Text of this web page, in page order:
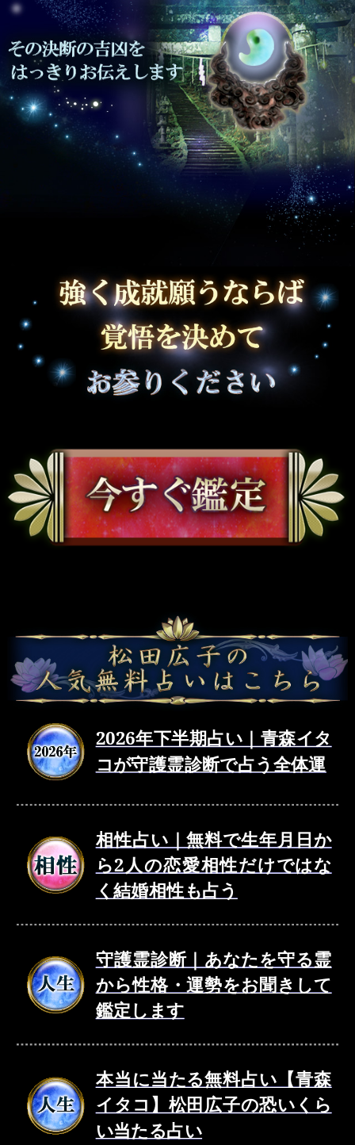
2026年下半期占い｜青森イタ
コが守護霊診断で占う全体運
相性占い｜無料で生年月日か
ら2人の恋愛相性だけではな
く結婚相性も占う
守護霊診断｜あなたを守る霊
から性格・運勢をお聞きして
鑑定します
本当に当たる無料占い【青森
イタコ】松田広子の恐いくら
い当たる占い